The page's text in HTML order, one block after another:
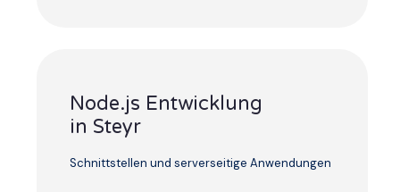
Node.js Entwicklung
in Steyr
Schnittstellen und serverseitige Anwendungen